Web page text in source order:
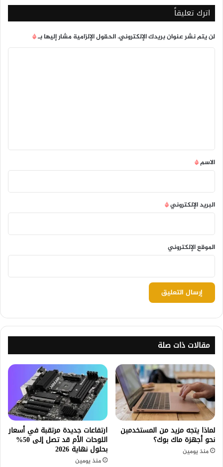
اترك تعليقاً
لن يتم نشر عنوان بريدك الإلكتروني.الحقول الإلزامية مشار إليها بـ*
*
الاسم*
البريد الإلكتروني*
الموقع الإلكتروني
مقالات ذات صلة
لماذا يتجه مزيد من المستخدمين
نحو أجهزة ماك بوك؟
منذ يومين
ارتفاعات جديدة مرتقبة في أسعار
اللوحات الأم قد تصل إلى 50%
بحلول نهاية 2026
منذ يومين